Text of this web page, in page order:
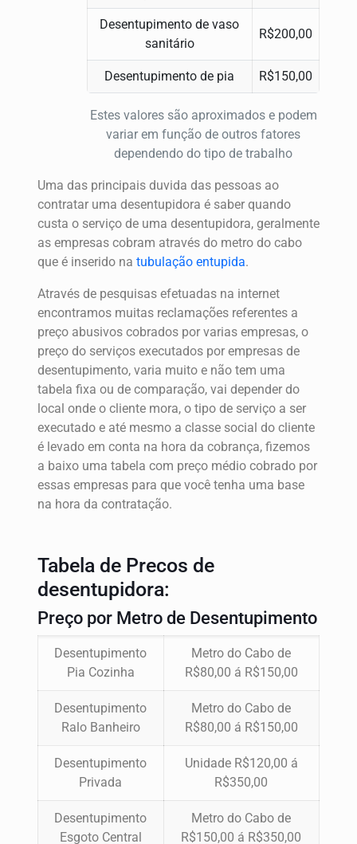
Desentupimento de vaso
sanitário
R$200,00
Desentupimento de pia R$150,00
Estes valores são aproximados e podem
variar em função de outros fatores
dependendo do tipo de trabalho
Uma das principais duvida das pessoas ao
contratar uma desentupidora é saber quando
custa o serviço de uma desentupidora, geralmente
as empresas cobram através do metro do cabo
que é inserido na tubulação entupida.
Através de pesquisas efetuadas na internet
encontramos muitas reclamações referentes a
preço abusivos cobrados por varias empresas, o
preço do serviços executados por empresas de
desentupimento, varia muito e não tem uma
tabela fixa ou de comparação, vai depender do
local onde o cliente mora, o tipo de serviço a ser
executado e até mesmo a classe social do cliente
é levado em conta na hora da cobrança, fizemos
a baixo uma tabela com preço médio cobrado por
essas empresas para que você tenha uma base
na hora da contratação.
Tabela de Precos de
desentupidora:
Preço por Metro de Desentupimento
Desentupimento
Pia Cozinha
Metro do Cabo de
R$80,00 á R$150,00
Desentupimento
Ralo Banheiro
Metro do Cabo de
R$80,00 á R$150,00
Desentupimento
Privada
Unidade R$120,00 á
R$350,00
Desentupimento
Esgoto Central
Metro do Cabo de
R$150,00 á R$350,00